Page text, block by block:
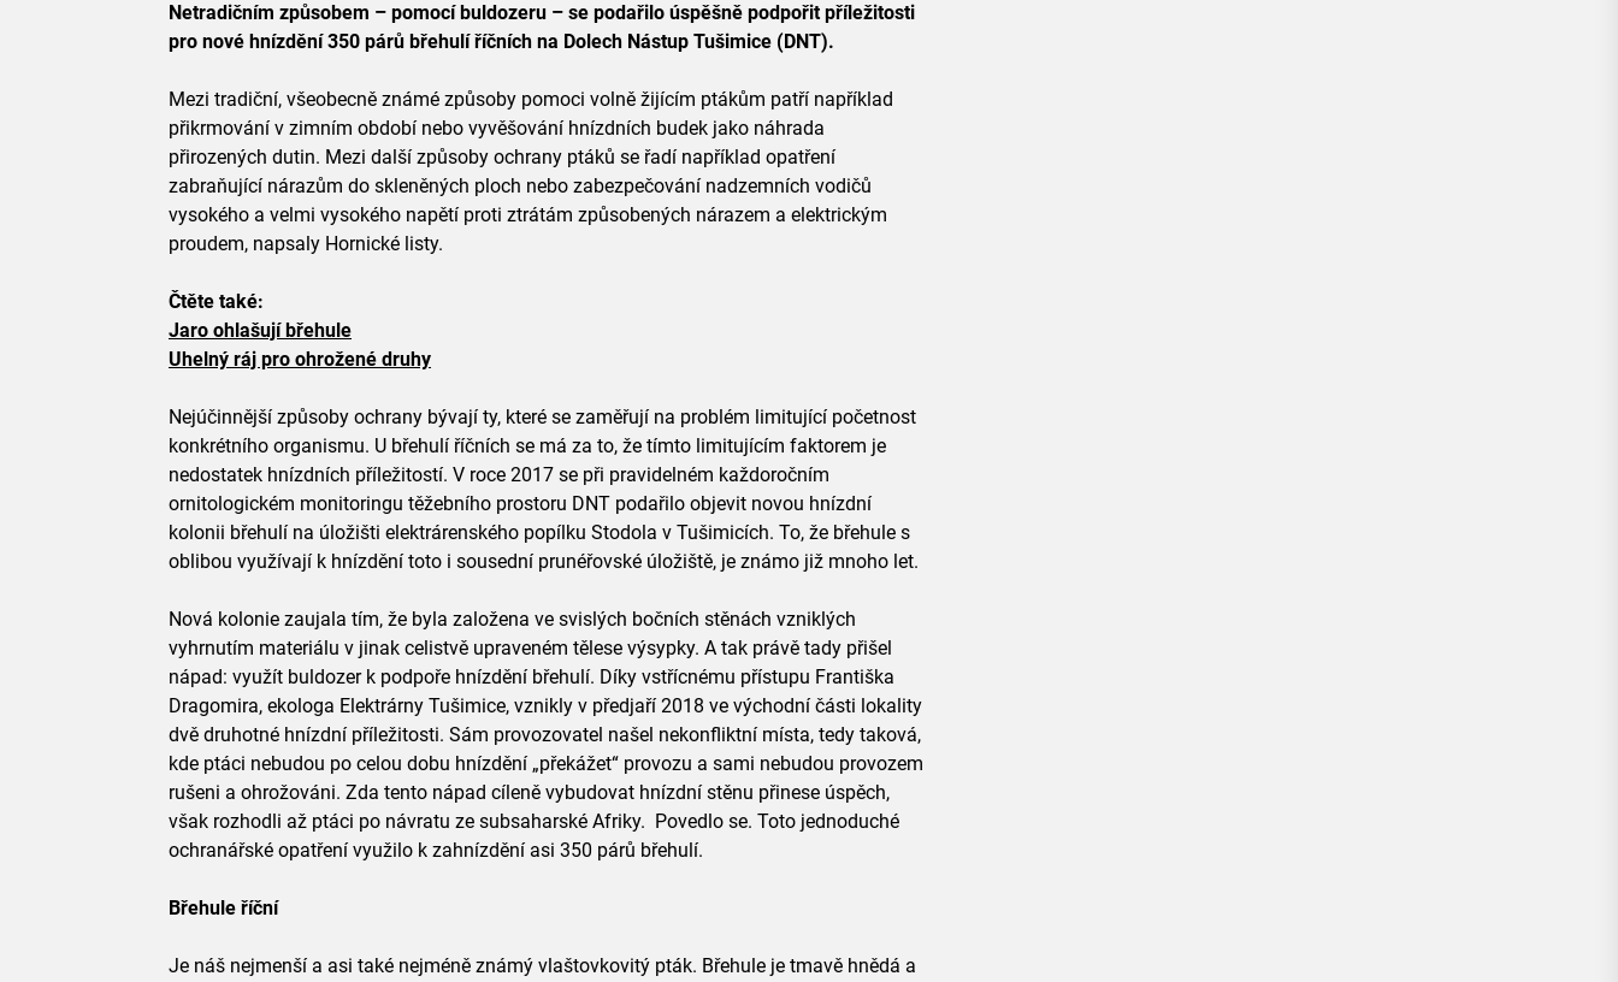
Netradičním způsobem – pomocí buldozeru – se podařilo úspěšně podpořit příležitosti
pro nové hnízdění 350 párů břehulí říčních na Dolech Nástup Tušimice (DNT).
Mezi tradiční, všeobecně známé způsoby pomoci volně žijícím ptákům patří například
přikrmování v zimním období nebo vyvěšování hnízdních budek jako náhrada
přirozených dutin. Mezi další způsoby ochrany ptáků se řadí například opatření
zabraňující nárazům do skleněných ploch nebo zabezpečování nadzemních vodičů
vysokého a velmi vysokého napětí proti ztrátám způsobených nárazem a elektrickým
proudem, napsaly Hornické listy.
Čtěte také:
Jaro ohlašují břehule
Uhelný ráj pro ohrožené druhy
Nejúčinnější způsoby ochrany bývají ty, které se zaměřují na problém limitující početnost
konkrétního organismu. U břehulí říčních se má za to, že tímto limitujícím faktorem je
nedostatek hnízdních příležitostí. V roce 2017 se při pravidelném každoročním
ornitologickém monitoringu těžebního prostoru DNT podařilo objevit novou hnízdní
kolonii břehulí na úložišti elektrárenského popílku Stodola v Tušimicích. To, že břehule s
oblibou využívají k hnízdění toto i sousední prunéřovské úložiště, je známo již mnoho let.
Nová kolonie zaujala tím, že byla založena ve svislých bočních stěnách vzniklých
vyhrnutím materiálu v jinak celistvě upraveném tělese výsypky. A tak právě tady přišel
nápad: využít buldozer k podpoře hnízdění břehulí. Díky vstřícnému přístupu Františka
Dragomira, ekologa Elektrárny Tušimice, vznikly v předjaří 2018 ve východní části lokality
dvě druhotné hnízdní příležitosti. Sám provozovatel našel nekonfliktní místa, tedy taková,
kde ptáci nebudou po celou dobu hnízdění „překážet“ provozu a sami nebudou provozem
rušeni a ohrožováni. Zda tento nápad cíleně vybudovat hnízdní stěnu přinese úspěch,
však rozhodli až ptáci po návratu ze subsaharské Afriky. Povedlo se. Toto jednoduché
ochranářské opatření využilo k zahnízdění asi 350 párů břehulí.
Břehule říční
Je náš nejmenší a asi také nejméně známý vlaštovkovitý pták. Břehule je tmavě hnědá a